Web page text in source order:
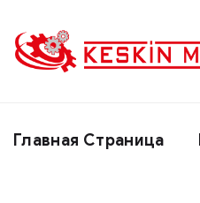
Главная Страница